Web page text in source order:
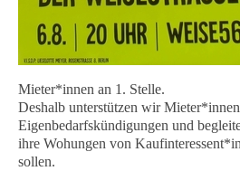
Mieter*innen an 1. Stelle.
Deshalb unterstützen wir
Eigenbedarfskündigungen und
ihre Wohungen von
sollen.